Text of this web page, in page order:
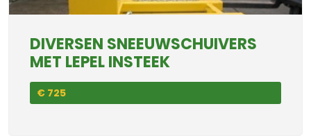
DIVERSEN SNEEUWSCHUIVERS
MET LEPEL INSTEEK
€ 725